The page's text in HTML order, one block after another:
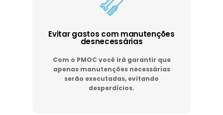
Evitar gastos com manutenções
desnecessárias
Com o PMOC você irá garantir que
apenas manutenções necessárias
serão executadas, evitando
desperdícios.